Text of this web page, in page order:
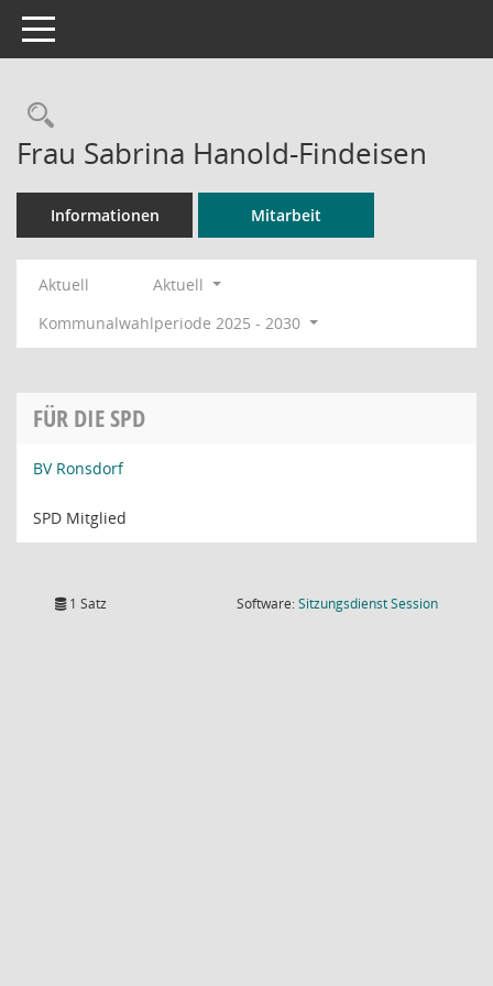
Toggle navigation
Rechercheauswahl
Frau Sabrina Hanold-Findeisen
Informationen Mitarbeit
Aktuell
Aktuell
Kommunalwahlperiode 2025 - 2030
FÜR DIE SPD
BV Ronsdorf
SPD Mitglied
1 Satz Software:SitzungsdienstSession(Wird in